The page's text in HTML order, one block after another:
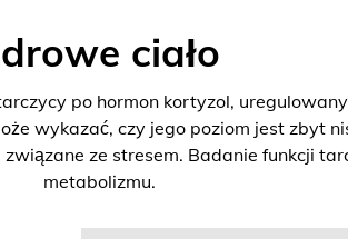
ciało
po hormon kortyzol,
wykazać, czy jego poziom jest zbyt
ze stresem. Badanie funkcji
metabolizmu.